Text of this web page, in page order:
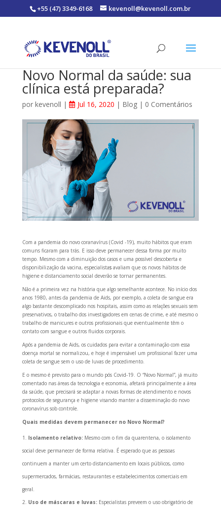
+55 (47) 3349-6168 kevenoll@kevenoll.com.br
Novo Normal da saúde: sua
clínica está preparada?
por kevenoll | Jul 16, 2020 | Blog| 0 Comentários
Com a pandemia do novo coranavírus (Covid -19), muito hábitos que eram
comuns ficaram para trás. E isso deve permanecer dessa forma por muito
tempo. Mesmo com a diminuição dos casos e uma possível descoberta e
disponibilização da vacina, especialistasavaliam que os novos hábitos de
higiene e distanciamento social deverão se tornar permanentes.
Não é a primeira vez na história que algo semelhante acontece. No início dos
anos 1980, antes da pandemia de Aids, por exemplo, a coleta de sangue era
algo bastante descomplicado nos hospitais, assim como as relações sexuais sem
preservativos, o trabalho dos investigadores em cenas de crime, e até mesmo o
trabalho de manicures e outros profissionais que eventualmente têm o
contato com sangue e outros fluidos corporais.
Após a pandemia de Aids, os cuidados para evitar a contaminação com essa
doença mortal se normalizou, e hoje é impensável um profissional fazer uma
coleta de sangue sem o uso de luvas de procedimento.
E o mesmo é previsto para o mundo pós Covid-19. O “Novo Normal”, já muito
comentado nas áreas da tecnologia e economia, afetará principalmente a área
da saúde, que precisará se adaptar a novas formas de atendimento e novos
protocolos de segurança e higiene visando manter a disseminação do novo
coronavírus sob controle.
Quais medidas devem permanecer no Novo Normal?
Isolamento relativo: Mesmo com o fim da quarentena, o isolamento
social deve permanecer de forma relativa. É esperado que as pessoas
continuem a manter um certo distanciamento em locais públicos, como
supermercados, farmácias, restaurantes e estabelecimentos comerciais em
geral.
Uso de máscaras e luvas: Especialistas preveem o uso obrigatório de